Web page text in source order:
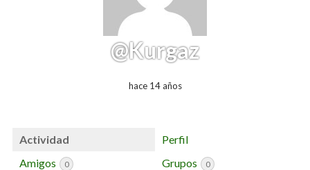
@Kurgaz
hace 14 años
Actividad
Perfil
Amigos
0 Grupos 0